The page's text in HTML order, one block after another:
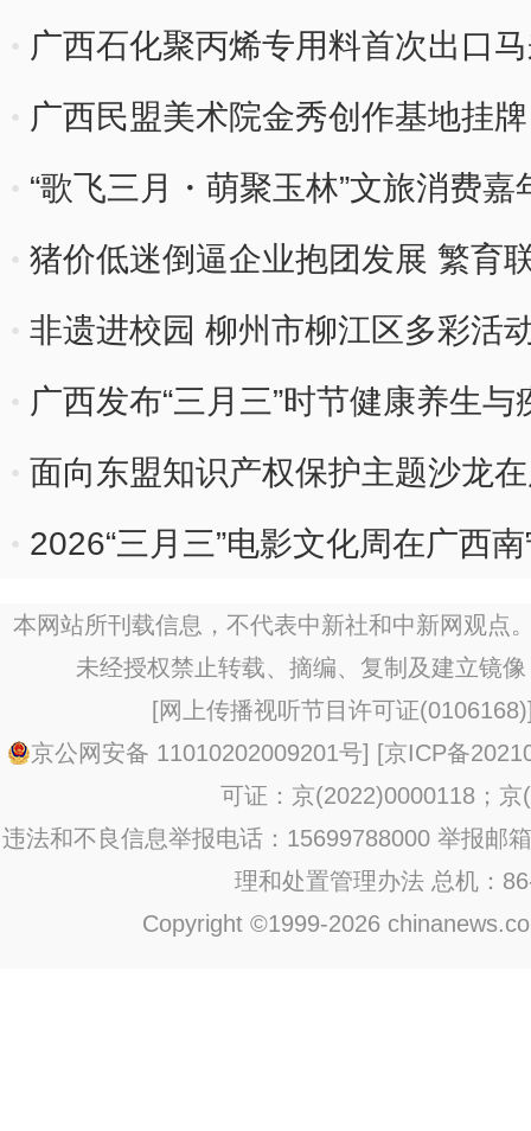
广西石化聚丙烯专用料首次出口
广西民盟美术院金秀创作基地挂牌
“歌飞三月・萌聚玉林”文旅消费
幕
猪价低迷倒逼企业抱团发展 繁育
非遗进校园 柳州市柳江区多彩活
广西发布“三月三”时节健康养生
面向东盟知识产权保护主题沙龙
2026“三月三”电影文化周在广西
本网站所刊载信息，不代表中新社和中新网观点
未经授权禁止转载、摘编、复制及建立镜
[网上传播视听节目许可证(0106168)
京公网安备 11010202009201号] [京ICP备
可证：京(2022)0000118；京
违法和不良信息举报电话：15699788000 举报邮
理和处置管理办法 总机：
Copyright ©1999-2026